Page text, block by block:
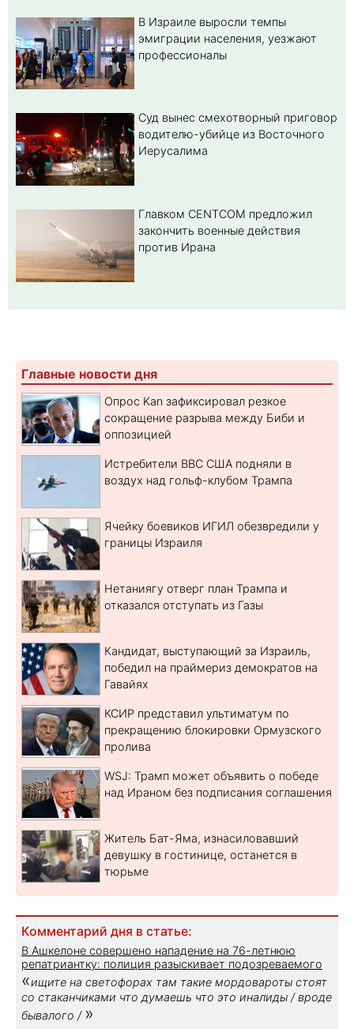
В Израиле выросли темпы
эмиграции населения, уезжают
профессионалы
Суд вынес смехотворный приговор
водителю-убийце из Восточного
Иерусалима
Главком CENTCOM предложил
закончить военные действия
против Ирана
Главные новости дня
Опрос Kan зафиксировал резкое
сокращение разрыва между Биби и
оппозицией
Истребители ВВС США подняли в
воздух над гольф-клубом Трампа
Ячейку боевиков ИГИЛ обезвредили у
границы Израиля
Нетаниягу отверг план Трампа и
отказался отступать из Газы
Кандидат, выступающий за Израиль,
победил на праймериз демократов на
Гавайях
КСИР представил ультиматум по
прекращению блокировки Ормузского
пролива
WSJ: Трамп может объявить о победе
над Ираном без подписания соглашения
Житель Бат-Яма, изнасиловавший
девушку в гостинице, останется в
тюрьме
Комментарий дня в статье:
В Ашкелоне совершено нападение на 76-летнюю
репатриантку: полиция разыскивает подозреваемого
«ищите на светофорах там такие мордовароты стоят
со стаканчиками что думаешь что это иналиды / вроде
бывалого / »